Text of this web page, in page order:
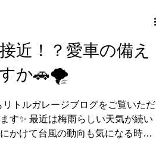
めさせていただきました👍 長く大
に点検・整備を実施しております
トさせていただきます🚗✨ 【📸】
ジでは、R35 GT-Rをはじめとした
点検・メンテナンス
近！？愛車の備え
か🚗🌪️
トルガレージブログをご覧いただ
す✨ 最近は梅雨らしい天気が続い
かけて台風の動向も気になる時期